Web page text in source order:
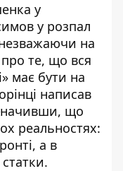
у
у розпал
незважаючи на
те, що вся
має бути на
написав
що
реальностях:
а в